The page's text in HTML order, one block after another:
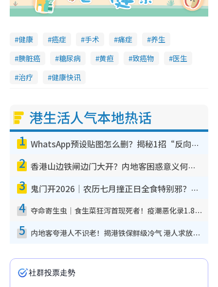
健康 癌症 手术 痛症
养生
胰脏癌
糖尿病 黄疸 致癌物
医生
治疗
健康快讯
港生活人气本地热话
1 WhatsApp预设贴图怎么删？揭秘1招“反向操作”还原简洁界面 附3步实测教程
2 香港山边铁闸边门大开？内地客困惑意义何在！网友神回复：这种叫法理性防御
3 鬼门开2026｜农历七月撞正日全食特别邪？专家警告切忌做一事！揭4大禁忌+2招保平安
4 夺命寄生虫｜食生菜狂泻首现死者！疫潮恶化录1.8万宗病例 揭洗菜3大谬误
5 内地客夸港人不识老！揭港铁保鲜级冷气 港人求放过：别投诉